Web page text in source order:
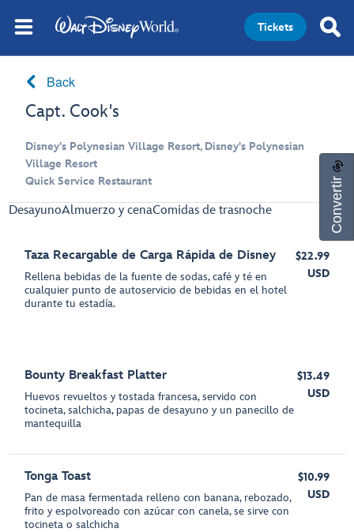
Tickets
Back
Capt. Cook's
Disney's Polynesian Village Resort, Disney's Polynesian
Village Resort
Quick Service Restaurant
DesayunoAlmuerzo y cenaComidas de trasnoche
Taza Recargable de Carga Rápida de Disney
Rellena bebidas de la fuente de sodas, café y té en
cualquier punto de autoservicio de bebidas en el hotel
durante tu estadía.
$22.99
USD
Bounty Breakfast Platter
Huevos revueltos y tostada francesa, servido con
tocineta, salchicha, papas de desayuno y un panecillo de
mantequilla
$13.49
USD
Tonga Toast
Pan de masa fermentada relleno con banana, rebozado,
frito y espolvoreado con azúcar con canela, se sirve con
tocineta o salchicha
$10.99
USD
Convertir